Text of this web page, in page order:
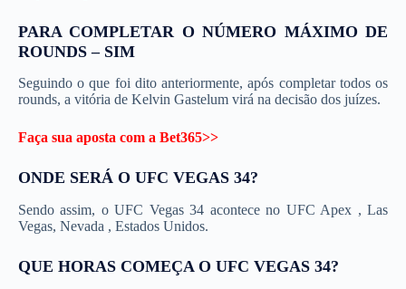
PARA COMPLETAR O NÚMERO MÁXIMO DE
ROUNDS – SIM
Seguindo o que foi dito anteriormente, após completar todos os
rounds, a vitória de Kelvin Gastelum virá na decisão dos juízes.
Faça sua aposta com a Bet365>>
ONDE SERÁ O UFC VEGAS 34?
Sendo assim, o UFC Vegas 34 acontece no UFC Apex , Las
Vegas, Nevada , Estados Unidos.
QUE HORAS COMEÇA O UFC VEGAS 34?